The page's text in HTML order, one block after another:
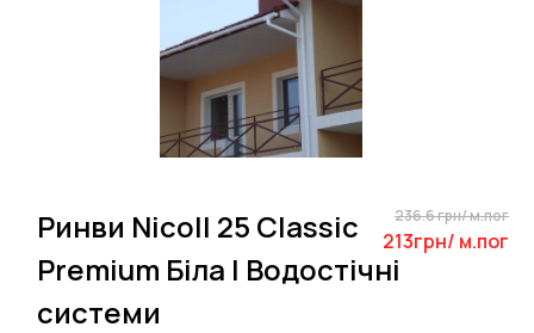
Ринви Nicoll 25 Classic
Premium Біла | Водостічні
системи
236.6 грн/ м.пог
213грн/ м.пог